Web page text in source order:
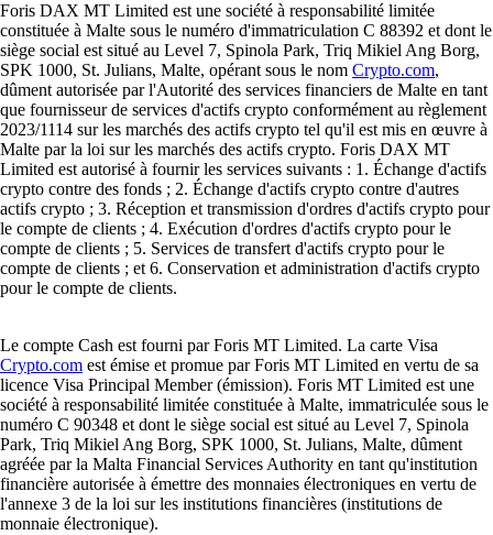
Foris DAX MT Limited est une société à responsabilité limitée
constituée à Malte sous le numéro d'immatriculation C 88392 et dont le
siège social est situé au Level 7, Spinola Park, Triq Mikiel Ang Borg,
SPK 1000, St. Julians, Malte, opérant sous le nom Crypto.com,
dûment autorisée par l'Autorité des services financiers de Malte en tant
que fournisseur de services d'actifs crypto conformément au règlement
2023/1114 sur les marchés des actifs crypto tel qu'il est mis en œuvre à
Malte par la loi sur les marchés des actifs crypto. Foris DAX MT
Limited est autorisé à fournir les services suivants : 1. Échange d'actifs
crypto contre des fonds ; 2. Échange d'actifs crypto contre d'autres
actifs crypto ; 3. Réception et transmission d'ordres d'actifs crypto pour
le compte de clients ; 4. Exécution d'ordres d'actifs crypto pour le
compte de clients ; 5. Services de transfert d'actifs crypto pour le
compte de clients ; et 6. Conservation et administration d'actifs crypto
pour le compte de clients.
Le compte Cash est fourni par Foris MT Limited. La carte Visa
Crypto.com est émise et promue par Foris MT Limited en vertu de sa
licence Visa Principal Member (émission). Foris MT Limited est une
société à responsabilité limitée constituée à Malte, immatriculée sous le
numéro C 90348 et dont le siège social est situé au Level 7, Spinola
Park, Triq Mikiel Ang Borg, SPK 1000, St. Julians, Malte, dûment
agréée par la Malta Financial Services Authority en tant qu'institution
financière autorisée à émettre des monnaies électroniques en vertu de
l'annexe 3 de la loi sur les institutions financières (institutions de
monnaie électronique).